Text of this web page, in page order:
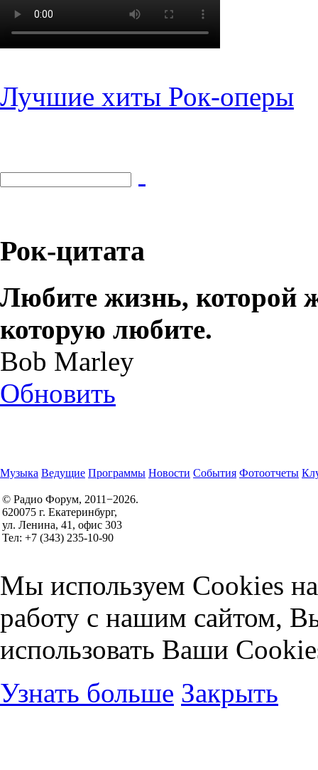
Лучшие хиты Рок-оперы
Рок-цитата
Любите жизнь, которой
которую любите.
Bob Marley
Обновить
Музыка Ведущие Программы Новости События Фотоотчеты
© Радио Форум, 2011−2026.
620075 г. Екатеринбург,
ул. Ленина, 41, офис 303
Тел: +7 (343) 235-10-90
Мы используем Cookies
работу с нашим сайтом,
использовать Ваши
Узнать больше Закрыть